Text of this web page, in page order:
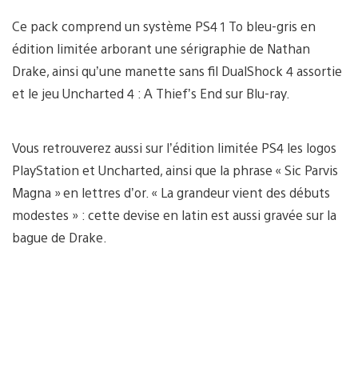
Ce pack comprend un système PS4 1 To bleu-gris en
édition limitée arborant une sérigraphie de Nathan
Drake, ainsi qu’une manette sans fil DualShock 4 assortie
et le jeu Uncharted 4 : A Thief’s End sur Blu-ray.
Vous retrouverez aussi sur l’édition limitée PS4 les logos
PlayStation et Uncharted, ainsi que la phrase « Sic Parvis
Magna » en lettres d’or. « La grandeur vient des débuts
modestes » : cette devise en latin est aussi gravée sur la
bague de Drake.